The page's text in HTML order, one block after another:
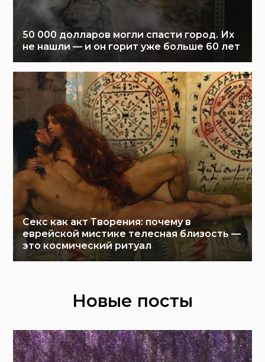
50 000 долларов могли спасти город. Их
не нашли — и он горит уже больше 60 лет
Секс как акт Творения: почему в
еврейской мистике телесная близость —
это космический ритуал
Новые посты